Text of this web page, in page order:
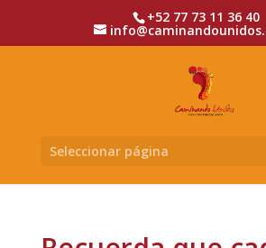
+52 77 73 11 36 40
Seleccionar página